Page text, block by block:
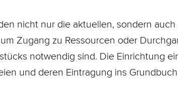
nicht nur die aktuellen, sondern
Zugang zu Ressourcen oder
notwendig sind. Die Einrichtung
und deren Eintragung ins Grundbuch